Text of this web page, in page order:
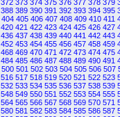
372 373 374 375 376 377 378 379
388 389 390 391 392 393 394 395
404 405 406 407 408 409 410 411
420 421 422 423 424 425 426 427
436 437 438 439 440 441 442 443
452 453 454 455 456 457 458 459
468 469 470 471 472 473 474 475
484 485 486 487 488 489 490 491
500 501 502 503 504 505 506 507
516 517 518 519 520 521 522 523
532 533 534 535 536 537 538 539
548 549 550 551 552 553 554 555
564 565 566 567 568 569 570 571
580 581 582 583 584 585 586 587